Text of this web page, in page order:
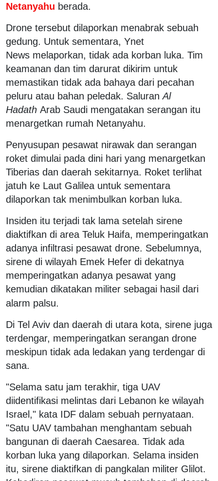
Netanyahu berada.
Drone tersebut dilaporkan menabrak sebuah
gedung. Untuk sementara, Ynet
News melaporkan, tidak ada korban luka. Tim
keamanan dan tim darurat dikirim untuk
memastikan tidak ada bahaya dari pecahan
peluru atau bahan peledak. Saluran Al
Hadath Arab Saudi mengatakan serangan itu
menargetkan rumah Netanyahu.
Penyusupan pesawat nirawak dan serangan
roket dimulai pada dini hari yang menargetkan
Tiberias dan daerah sekitarnya. Roket terlihat
jatuh ke Laut Galilea untuk sementara
dilaporkan tak menimbulkan korban luka.
Insiden itu terjadi tak lama setelah sirene
diaktifkan di area Teluk Haifa, memperingatkan
adanya infiltrasi pesawat drone. Sebelumnya,
sirene di wilayah Emek Hefer di dekatnya
memperingatkan adanya pesawat yang
kemudian dikatakan militer sebagai hasil dari
alarm palsu.
Di Tel Aviv dan daerah di utara kota, sirene juga
terdengar, memperingatkan serangan drone
meskipun tidak ada ledakan yang terdengar di
sana.
"Selama satu jam terakhir, tiga UAV
diidentifikasi melintas dari Lebanon ke wilayah
Israel," kata IDF dalam sebuah pernyataan.
"Satu UAV tambahan menghantam sebuah
bangunan di daerah Caesarea. Tidak ada
korban luka yang dilaporkan. Selama insiden
itu, sirene diaktifkan di pangkalan militer Glilot.